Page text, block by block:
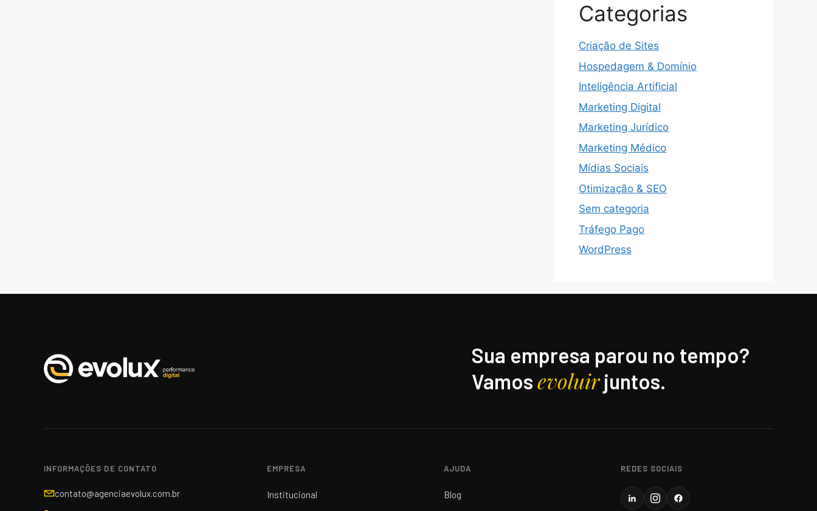
Categorias
Criação de Sites
Hospedagem & Domínio
Inteligência Artificial
Marketing Digital
Marketing Jurídico
Marketing Médico
Mídias Sociais
Otimização & SEO
Sem categoria
Tráfego Pago
WordPress
Sua empresa parou no tempo?
Vamosevoluirjuntos.
INFORMAÇÕES DE CONTATO
contato@agenciaevolux.com.br
EMPRESA
Institucional
AJUDA
Blog
REDES SOCIAIS